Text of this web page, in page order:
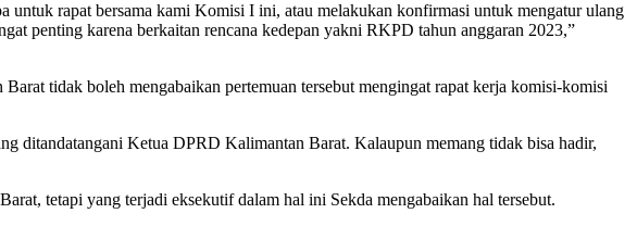
rapat bersama kami Komisi I ini, atau melakukan konfirmasi untuk mengatur ulang
penting karena berkaitan rencana kedepan yakni RKPD tahun anggaran 2023,”
tidak boleh mengabaikan pertemuan tersebut mengingat rapat kerja komisi-komisi
ditandatangani Ketua DPRD Kalimantan Barat. Kalaupun memang tidak bisa hadir,
tetapi yang terjadi eksekutif dalam hal ini Sekda mengabaikan hal tersebut.